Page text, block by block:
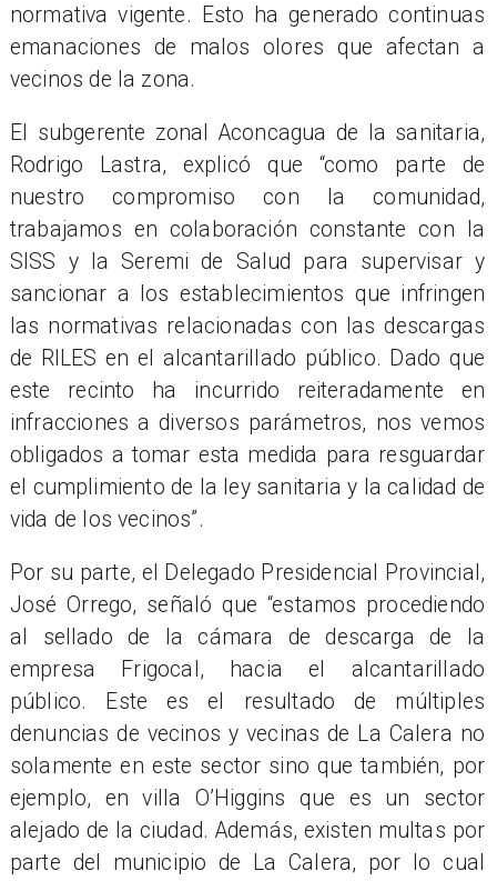
normativa vigente. Esto ha generado continuas
emanaciones de malos olores que afectan a
vecinos de la zona.
El subgerente zonal Aconcagua de la sanitaria,
Rodrigo Lastra, explicó que “como parte de
nuestro compromiso con la comunidad,
trabajamos en colaboración constante con la
SISS y la Seremi de Salud para supervisar y
sancionar a los establecimientos que infringen
las normativas relacionadas con las descargas
de RILES en el alcantarillado público. Dado que
este recinto ha incurrido reiteradamente en
infracciones a diversos parámetros, nos vemos
obligados a tomar esta medida para resguardar
el cumplimiento de la ley sanitaria y la calidad de
vida de los vecinos”.
Por su parte, el Delegado Presidencial Provincial,
José Orrego, señaló que “estamos procediendo
al sellado de la cámara de descarga de la
empresa Frigocal, hacia el alcantarillado
público. Este es el resultado de múltiples
denuncias de vecinos y vecinas de La Calera no
solamente en este sector sino que también, por
ejemplo, en villa O’Higgins que es un sector
alejado de la ciudad. Además, existen multas por
parte del municipio de La Calera, por lo cual